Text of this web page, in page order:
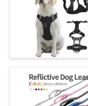
Bolsa